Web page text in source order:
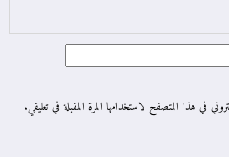
في هذا المتصفح لاستخدامها المرة المقبلة في تعليقي.